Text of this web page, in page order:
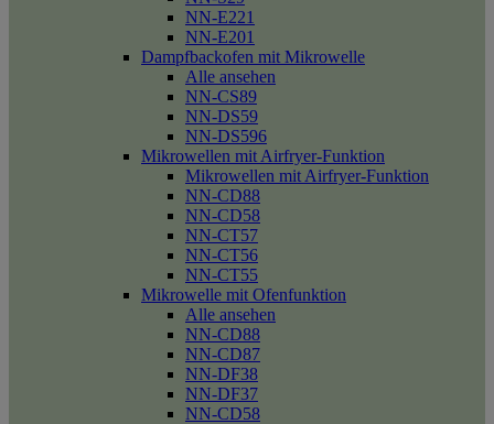
NN-E221
NN-E201
Dampfbackofen mit Mikrowelle
Alle ansehen
NN-CS89
NN-DS59
NN-DS596
Mikrowellen mit Airfryer-Funktion
Mikrowellen mit Airfryer-Funktion
NN-CD88
NN-CD58
NN-CT57
NN-CT56
NN-CT55
Mikrowelle mit Ofenfunktion
Alle ansehen
NN-CD88
NN-CD87
NN-DF38
NN-DF37
NN-CD58